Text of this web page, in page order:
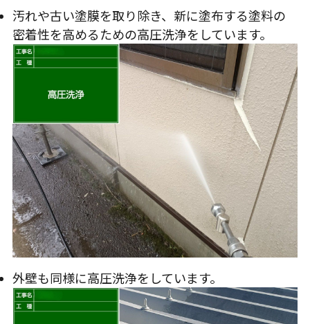
汚れや古い塗膜を取り除き、新に塗布する塗料の
密着性を高めるための高圧洗浄をしています。
外壁も同様に高圧洗浄をしています。